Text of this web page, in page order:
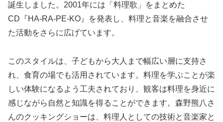
誕生しました。2001年には「料理歌」をまとめた
CD『HA-RA-PE-KO』を発表し、料理と音楽を融合させ
た活動をさらに広げています。
このスタイルは、子どもから大人まで幅広い層に支持さ
れ、食育の場でも活用されています。料理を学ぶことが楽
しい体験になるよう工夫されており、観客は料理を身近に
感じながら自然と知識を得ることができます。森野熊八さ
んのクッキングショーは、料理人としての技術と音楽家と